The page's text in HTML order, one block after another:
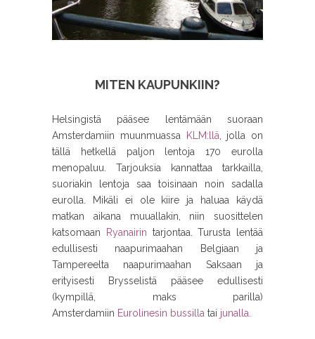
MITEN KAUPUNKIIN?
Helsingistä pääsee lentämään suoraan
Amsterdamiin muunmuassa
KLM:llä , jolla on
tällä hetkellä paljon lentoja 170 eurolla
menopaluu. Tarjouksia kannattaa tarkkailla,
suoriakin lentoja saa toisinaan noin sadalla
eurolla. Mikäli ei ole kiire ja haluaa käydä
matkan aikana muuallakin, niin suosittelen
katsomaan
Ryanairin tarjontaa. Turusta lentää
edullisesti naapurimaahan Belgiaan ja
Tampereelta naapurimaahan Saksaan ja
erityisesti Brysselistä pääsee edullisesti
(kympillä, maks parilla)
Amsterdamiin Eurolinesin bussilla tai junalla